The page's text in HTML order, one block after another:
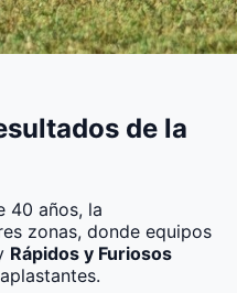
de la
40 años, la
zonas, donde equipos
Rápidos y Furiosos